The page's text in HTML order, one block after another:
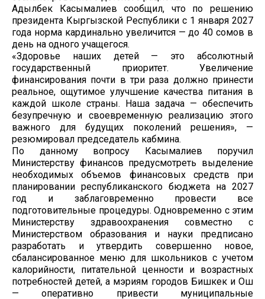
Адылбек Касымалиев сообщил, что по решению
президента Кыргызской Республики с 1 января 2027
года норма кардинально увеличится — до 40 сомов в
день на одного учащегося.
«Здоровье наших детей — это абсолютный
государственный приоритет. Увеличение
финансирования почти в три раза должно принести
реальное, ощутимое улучшение качества питания в
каждой школе страны. Наша задача — обеспечить
безупречную и своевременную реализацию этого
важного для будущих поколений решения», —
резюмировал председатель кабмина.
По данному вопросу Касымалиев поручил
Министерству финансов предусмотреть выделение
необходимых объемов финансовых средств при
планировании республиканского бюджета на 2027
год и заблаговременно провести все
подготовительные процедуры. Одновременно с этим
Министерству здравоохранения совместно с
Министерством образования и науки предписано
разработать и утвердить совершенно новое,
сбалансированное меню для школьников с учетом
калорийности, питательной ценности и возрастных
потребностей детей, а мэриям городов Бишкек и Ош
— оперативно привести муниципальные